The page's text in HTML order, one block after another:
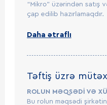
“Mikro” üzərindən satış
çap edilib hazırlamaqdır.
Daha ətraflı
Təftiş üzrə
ROLUN MƏQSƏDİ VƏ
Bu rolun məqsədi şirkətin